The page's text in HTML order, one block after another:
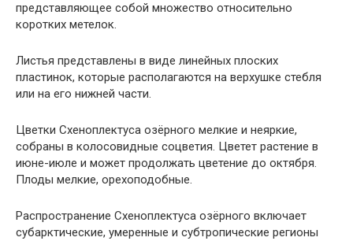
представляющее собой множество относительно
коротких метелок.
Листья представлены в виде линейных плоских
пластинок, которые располагаются на верхушке стебля
или на его нижней части.
Цветки Схеноплектуса озёрного мелкие и неяркие,
собраны в колосовидные соцветия. Цветет растение в
июне-июле и может продолжать цветение до октября.
Плоды мелкие, орехоподобные.
Распространение Схеноплектуса озёрного включает
субарктические, умеренные и субтропические регионы